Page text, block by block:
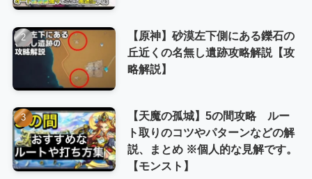
【原神】砂漠左下側にある鑠石の
丘近くの名無し遺跡攻略解説【攻
略解説】
【天魔の孤城】5の間攻略 ルー
ト取りのコツやパターンなどの解
説、まとめ ※個人的な見解です。
【モンスト】